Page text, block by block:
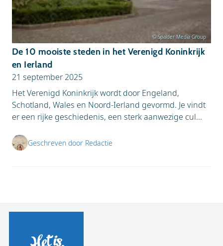
© Spalder Media Group
De 10 mooiste steden in het Verenigd Koninkrijk
en Ierland
21 september 2025
Het Verenigd Koninkrijk wordt door Engeland,
Schotland, Wales en Noord-Ierland gevormd. Je vindt
er een rijke geschiedenis, een sterk aanwezige cul...
Geschreven door Redactie